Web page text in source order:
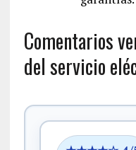
Comentarios
del servicio